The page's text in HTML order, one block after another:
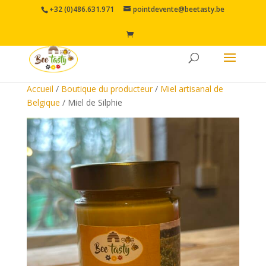
+32 (0)486.631.971 pointdevente@beetasty.be
Accueil / Boutique du producteur/ Miel artisanal de
Belgique / Miel de Silphie